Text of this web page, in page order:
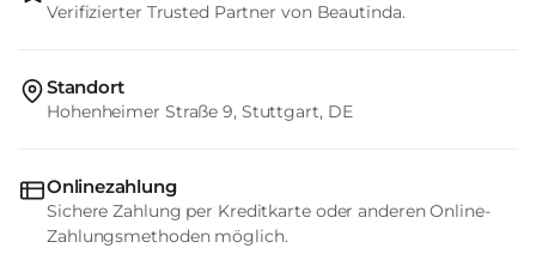
Verifizierter Trusted Partner von Beautinda.
Standort
Hohenheimer Straße 9, Stuttgart, DE
Onlinezahlung
Sichere Zahlung per Kreditkarte oder anderen Online-
Zahlungsmethoden möglich.